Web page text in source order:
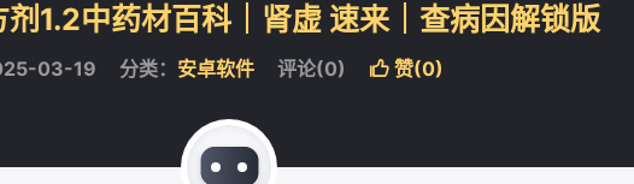
剂1.2中药材百科｜肾虚 速来｜查病因解锁版
03-19 分类： 安卓软件 评论(0)  赞(0)
❄